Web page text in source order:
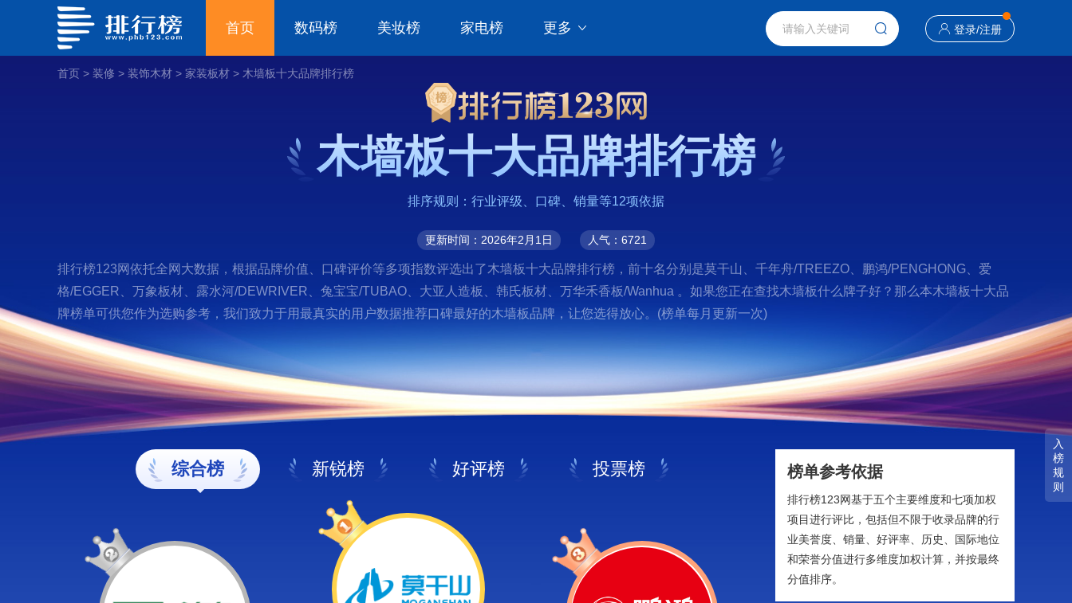
首页 数码榜 美妆榜 家电榜 更多 登录/注册
首页 > 装修 > 装饰木材 > 家装板材 > 木墙板十大品牌排行榜
入
榜
规
则
木墙板十大品牌排行榜
排序规则：行业评级、口碑、销量等12项依据
更新时间：2026年2月1日 人气：6721
排行榜123网依托全网大数据，根据品牌价值、口碑评价等多项指数评选出了木墙板十大品牌排行榜，前十名分别是莫干山、千年舟/TREEZO、鹏鸿/PENGHONG、爱
格/EGGER、万象板材、露水河/DEWRIVER、兔宝宝/TUBAO、大亚人造板、韩氏板材、万华禾香板/Wanhua 。如果您正在查找木墙板什么牌子好？那么本木墙板十大品
牌榜单可供您作为选购参考，我们致力于用最真实的用户数据推荐口碑最好的木墙板品牌，让您选得放心。(榜单每月更新一次)
综合榜 新锐榜 好评榜 投票榜 榜单参考依据
排行榜123网基于五个主要维度和七项加权
项目进行评比，包括但不限于收录品牌的行
业美誉度、销量、好评率、历史、国际地位
和荣誉分值进行多维度加权计算，并按最终
分值排序。